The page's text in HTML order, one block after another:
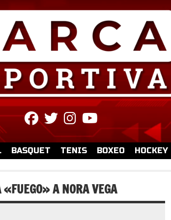
fab
fa-
facebook
fab
fa-
twitter
fab
fa-
instagram
fa-
youtube
BASQUET TENIS BOXEO HOCKEY
A NORA VEGA